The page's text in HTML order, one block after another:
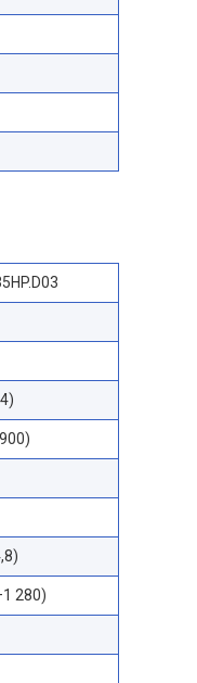
280)